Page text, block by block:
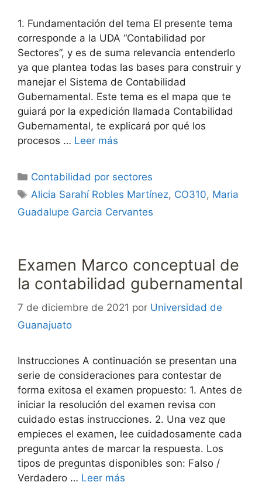
1. Fundamentación del tema El presente tema
corresponde a la UDA “Contabilidad por
Sectores”, y es de suma relevancia entenderlo
ya que plantea todas las bases para construir y
manejar el Sistema de Contabilidad
Gubernamental. Este tema es el mapa que te
guiará por la expedición llamada Contabilidad
Gubernamental, te explicará por qué los
procesos … Leer más
Categorías
Contabilidad por sectores
Etiquetas
Alicia Sarahí Robles Martínez, CO310, Maria
Guadalupe Garcia Cervantes
Examen Marco conceptual de
la contabilidad gubernamental
7 de diciembre de 2021 por Universidad de
Guanajuato
Instrucciones A continuación se presentan una
serie de consideraciones para contestar de
forma exitosa el examen propuesto: 1. Antes de
iniciar la resolución del examen revisa con
cuidado estas instrucciones. 2. Una vez que
empieces el examen, lee cuidadosamente cada
pregunta antes de marcar la respuesta. Los
tipos de preguntas disponibles son: Falso /
Verdadero … Leer más